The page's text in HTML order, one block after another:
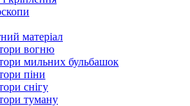
матеріал
вогню
мильних бульбашок
піни
снігу
туману